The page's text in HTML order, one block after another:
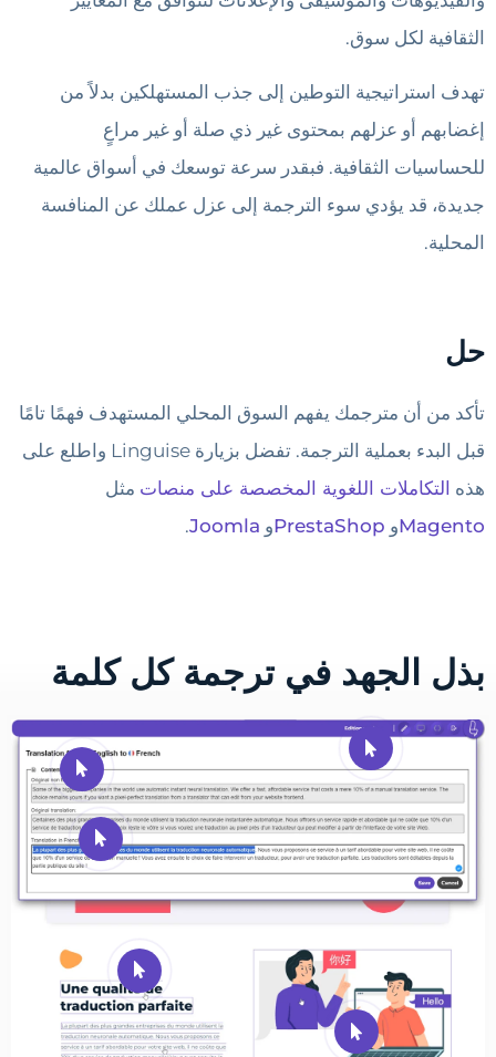
الثقافية لكل سوق.
تهدف استراتيجية التوطين إلى جذب المستهلكين بدلاً من
إغضابهم أو عزلهم بمحتوى غير ذي صلة أو غير مراعٍ
للحساسيات الثقافية. فبقدر سرعة توسعك في أسواق عالمية
جديدة، قد يؤدي سوء الترجمة إلى عزل عملك عن المنافسة
المحلية.
حل
تأكد من أن مترجمك يفهم السوق المحلي المستهدف فهمًا تامًا
قبل البدء بعملية الترجمة. تفضل بزيارة Linguise واطلع على
هذه التكاملات اللغوية المخصصة على منصات مثل
Magentoو PrestaShopو Joomla
.
بذل الجهد في ترجمة كل كلمة